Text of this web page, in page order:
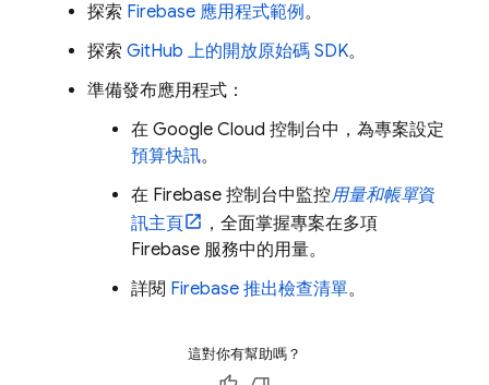
探索 Firebase 應用程式範例。
探索 GitHub 上的開放原始碼 SDK。
準備發布應用程式：
在 Google Cloud 控制台中，為專案設定
預算快訊。
在 Firebase 控制台中監控用量和帳單資
訊主頁
，全面掌握專案在多項
Firebase 服務中的用量。
詳閱 Firebase 推出檢查清單。
這對你有幫助嗎？